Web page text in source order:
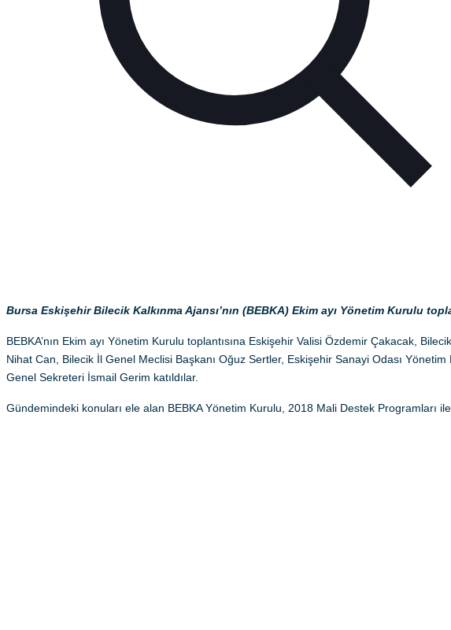
Bursa Eskişehir Bilecik Kalkınma Ajansı’nın (BEBKA) Ekim ayı Yönetim Kurulu
BEBKA’nın Ekim ayı Yönetim Kurulu toplantısına Eskişehir Valisi Özdemir Çakacak,
Nihat Can, Bilecik İl Genel Meclisi Başkanı Oğuz Sertler, Eskişehir Sanayi Odası
Genel Sekreteri İsmail Gerim katıldılar.
Gündemindeki konuları ele alan BEBKA Yönetim Kurulu, 2018 Mali Destek Programları